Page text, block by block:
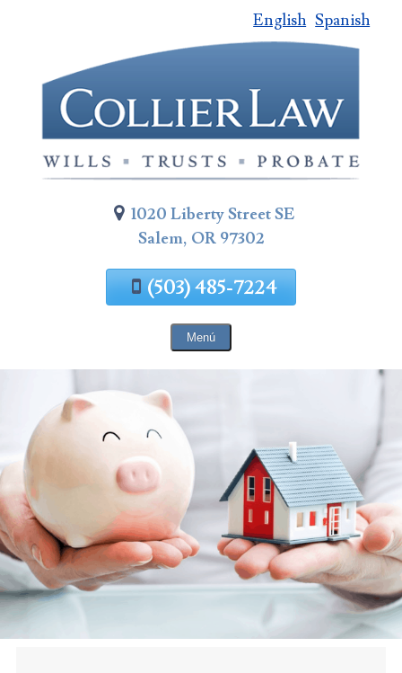
contenido
de
página
English Spanish
1020 Liberty Street SE
Salem, OR 97302
(503) 485-7224
Menú